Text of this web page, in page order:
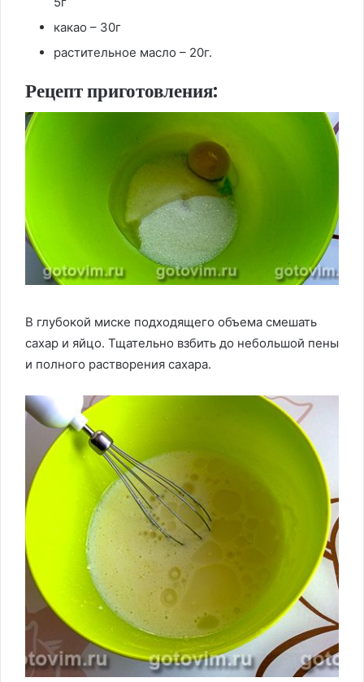
какао – 30г
растительное масло – 20г.
Рецепт приготовления:
В глубокой миске подходящего объема смешать
сахар и яйцо. Тщательно взбить до небольшой пены
и полного растворения сахара.